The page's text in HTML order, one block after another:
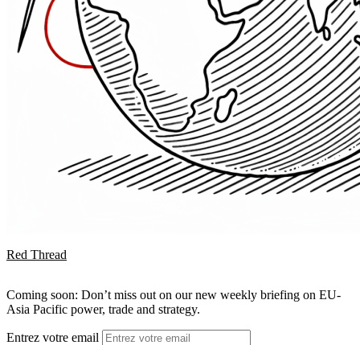
Red Thread
Coming soon: Don’t miss out on our new weekly briefing on EU-
Asia Pacific power, trade and strategy.
Entrez votre email